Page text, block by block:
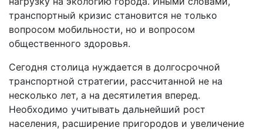
транспортный кризис становится не только
вопросом мобильности, но и вопросом
общественного здоровья.
Сегодня столица нуждается в долгосрочной
транспортной стратегии, рассчитанной не на
несколько лет, а на десятилетия вперед.
Необходимо учитывать дальнейший рост
населения, расширение пригородов и увеличение